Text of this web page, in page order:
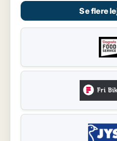
Se flere